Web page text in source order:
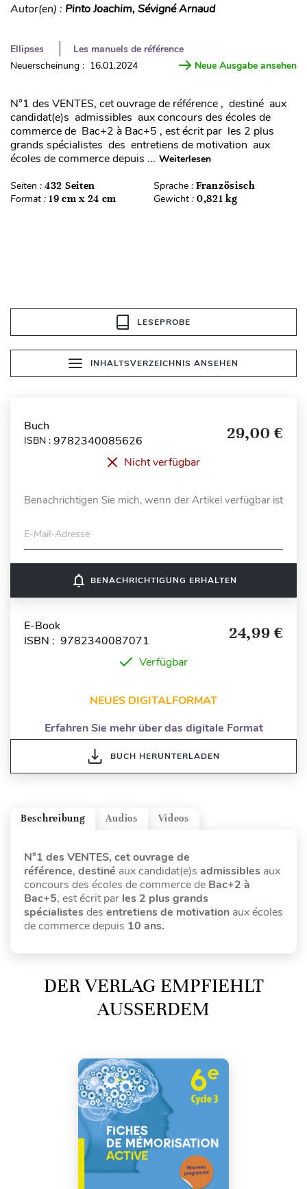
Autor(en) : Pinto Joachim, Sévigné Arnaud
Ellipses
Les manuels de référence
Neuerscheinung : 16.01.2024
Neue Ausgabe ansehen
N°1 des VENTES, cet ouvrage de référence , destiné aux
candidat(e)s admissibles aux concours des écoles de
commerce de Bac+2 à Bac+5 , est écrit par les 2 plus
grands spécialistes des entretiens de motivation aux
écoles de commerce depuis ... Weiterlesen
Seiten : 432 Seiten Sprache : Französisch
Format : 19 cm x 24 cm Gewicht : 0,821 kg
LESEPROBE
INHALTSVERZEICHNIS ANSEHEN
Buch
ISBN : 9782340085626 29,00 €
Nicht verfügbar
Benachrichtigen Sie mich, wenn der Artikel verfügbar ist
E-Mail-Adresse
notifications_none BENACHRICHTIGUNG ERHALTEN
E-Book
ISBN : 9782340087071
24,99 €
Verfügbar
NEUES DIGITALFORMAT
Erfahren Sie mehr über das digitale Format
BUCH HERUNTERLADEN
Videos
Audios
Beschreibung
N°1 des VENTES, cet ouvrage de
référence, destiné auxcandidat(e)s admissibles aux
concours des écoles de commerce de Bac+2 à
Bac+5, est écrit par les 2 plus grands
spécialistes des entretiens de motivation aux écoles
de commerce depuis 10 ans.
DER VERLAG EMPFIEHLT
AUSSERDEM